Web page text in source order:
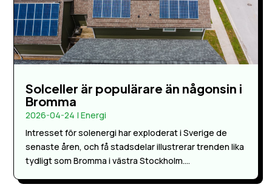
Solceller är populärare än någonsin i
Bromma
2026-04-24 |Energi
Intresset för solenergi har exploderat i Sverige de
senaste åren, och få stadsdelar illustrerar trenden lika
tydligt som Bromma i västra Stockholm....